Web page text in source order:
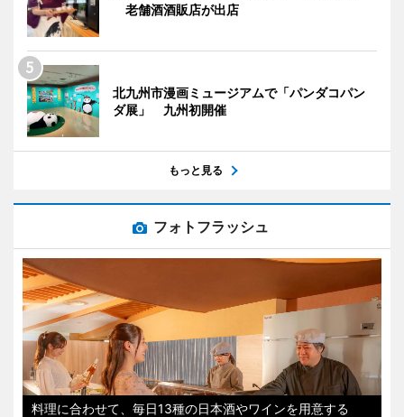
老舗酒酒販店が出店
北九州市漫画ミュージアムで「パンダコパン
ダ展」 九州初開催
もっと見る
フォトフラッシュ
料理に合わせて、毎日13種の日本酒やワインを用意する